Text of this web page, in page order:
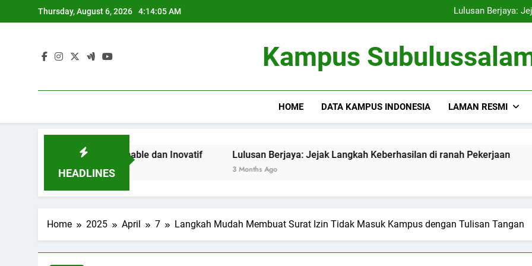
to
Thursday, August 6, 2026 4:14:06 AM
Lulusan Berjaya:
Tugas Biro Karier
Lulusan Berjaya:
Tugas Biro Karier
Kampus
HOME DATA KAMPUS INDONESIA LAMAN RESMI
HEADLINES
Sustainable dan Inovatif Lulusan Berjaya: Jejak Langkah Keberhasilan di ranah Pekerjaan Tugas
Home 2025 April 7 Langkah Mudah Membuat Surat Izin Tidak Masuk Kampus dengan Tulisan Tangan